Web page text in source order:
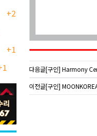
+2
+1
다음글[구인] Harmony
이전글[구인]